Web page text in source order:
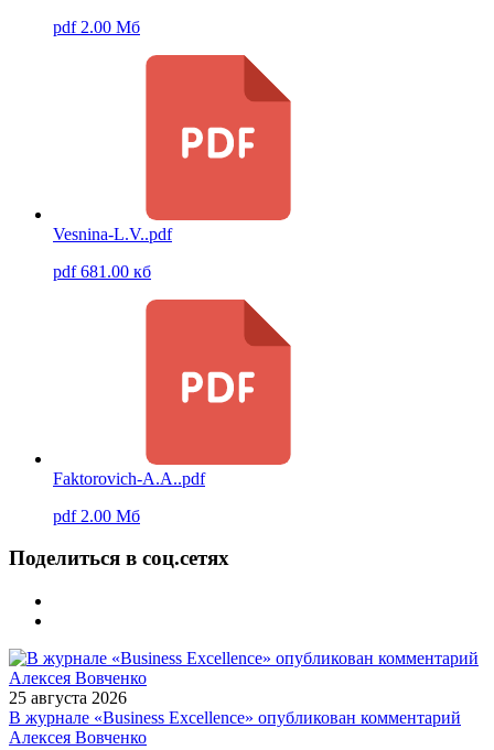
pdf 2.00 Мб
Vesnina-L.V..pdf
pdf 681.00 кб
Faktorovich-A.A..pdf
pdf 2.00 Мб
Поделиться в соц.сетях
25 августа 2026
В журнале «Business Excellence» опубликован комментарий
Алексея Вовченко